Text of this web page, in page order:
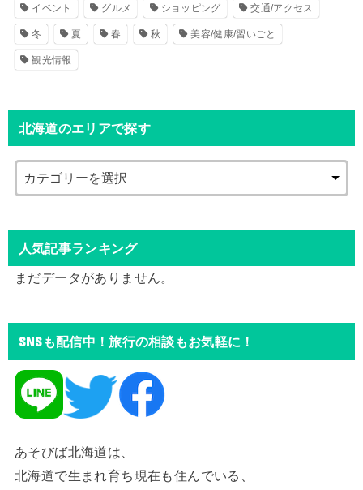
イベント グルメ ショッピング 交通/アクセス
冬 夏 春 秋 美容/健康/習いごと
観光情報
北海道のエリアで探す
人気記事ランキング
まだデータがありません。
SNSも配信中！旅行の相談もお気軽に！
あそびば北海道は、
北海道で生まれ育ち現在も住んでいる、